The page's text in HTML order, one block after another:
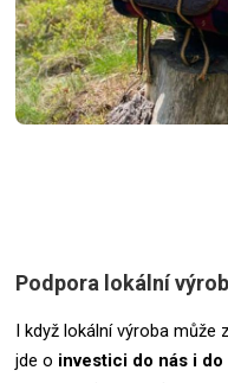
Podpora lokální
I když lokální výroba může
jde o investici do nás i do